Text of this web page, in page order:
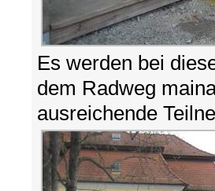
Es werden bei
dem Radweg
ausreichende